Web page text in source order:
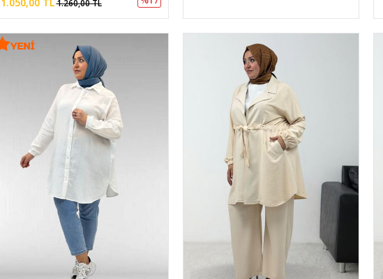
1.260,00 TL